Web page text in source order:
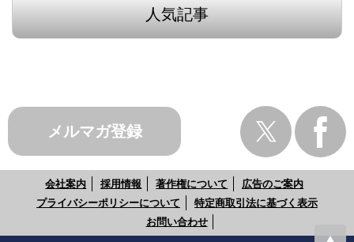
人気記事
メルマガ登録
会社案内 採用情報 著作権について
広告のご案内
プライバシーポリシーについて
特定商取引法に基づく表示
お問い合わせ